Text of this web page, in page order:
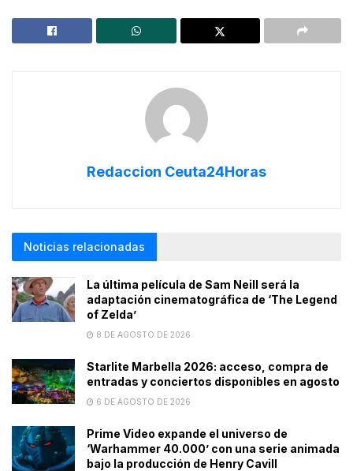
Redaccion Ceuta24Horas
Noticias relacionadas
La última película de Sam Neill será la
adaptación cinematográfica de ‘The Legend
of Zelda’
8 DE AGOSTO DE 2026
Starlite Marbella 2026: acceso, compra de
entradas y conciertos disponibles en agosto
6 DE AGOSTO DE 2026
Prime Video expande el universo de
‘Warhammer 40.000’ con una serie animada
bajo la producción de Henry Cavill